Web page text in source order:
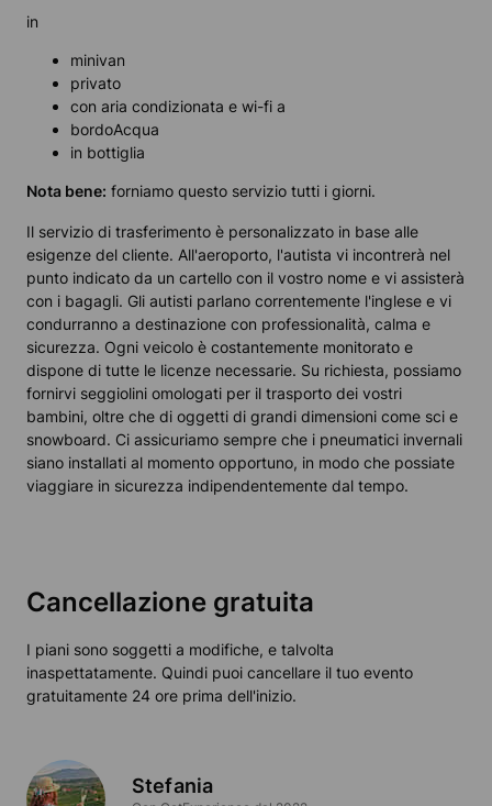
in
minivan
privato
con aria condizionata e wi-fi a
bordoAcqua
in bottiglia
Nota bene: forniamo questo servizio tutti i giorni.
Il servizio di trasferimento è personalizzato in base alle
esigenze del cliente. All'aeroporto, l'autista vi incontrerà nel
punto indicato da un cartello con il vostro nome e vi assisterà
con i bagagli. Gli autisti parlano correntemente l'inglese e vi
condurranno a destinazione con professionalità, calma e
sicurezza. Ogni veicolo è costantemente monitorato e
dispone di tutte le licenze necessarie. Su richiesta, possiamo
fornirvi seggiolini omologati per il trasporto dei vostri
bambini, oltre che di oggetti di grandi dimensioni come sci e
snowboard. Ci assicuriamo sempre che i pneumatici invernali
siano installati al momento opportuno, in modo che possiate
viaggiare in sicurezza indipendentemente dal tempo.
Cancellazione gratuita
I piani sono soggetti a modifiche, e talvolta
inaspettatamente. Quindi puoi cancellare il tuo evento
gratuitamente 24 ore prima dell'inizio.
Stefania